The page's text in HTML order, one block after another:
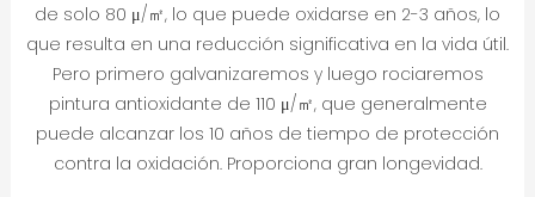
de solo 80 μ/㎡, lo que puede oxidarse en 2-3 años, lo
que resulta en una reducción significativa en la vida útil.
Pero primero galvanizaremos y luego rociaremos
pintura antioxidante de 110 μ/㎡, que generalmente
puede alcanzar los 10 años de tiempo de protección
contra la oxidación. Proporciona gran longevidad.